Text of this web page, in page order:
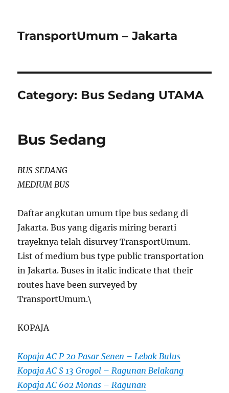
TransportUmum – Jakarta
Category: Bus Sedang UTAMA
Bus Sedang
BUS SEDANG
MEDIUM BUS
Daftar angkutan umum tipe bus sedang di
Jakarta. Bus yang digaris miring berarti
trayeknya telah disurvey TransportUmum.
List of medium bus type public transportation
in Jakarta. Buses in italic indicate that their
routes have been surveyed by
TransportUmum.\
KOPAJA
Kopaja AC P 20 Pasar Senen – Lebak Bulus
Kopaja AC S 13 Grogol – Ragunan Belakang
Kopaja AC 602 Monas – Ragunan